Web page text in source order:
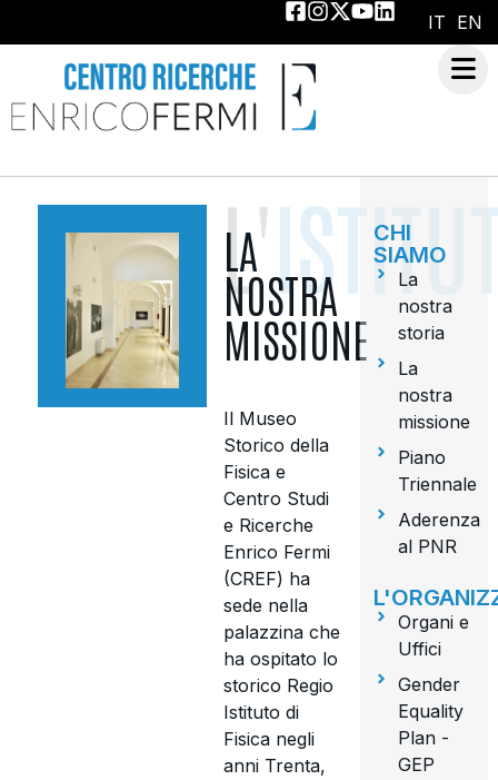
IT EN
L'
LA
NOSTRA
MISSIONE
Il Museo
Storico della
Fisica e
Centro Studi
e Ricerche
Enrico Fermi
(CREF) ha
sede nella
palazzina che
ha ospitato lo
storico Regio
Istituto di
Fisica negli
anni Trenta,
CHI
SIAMO
La
nostra
storia
La
nostra
missione
Piano
Triennale
Aderenza
al PNR
Organi e
Uffici
Gender
Equality
Plan -
GEP